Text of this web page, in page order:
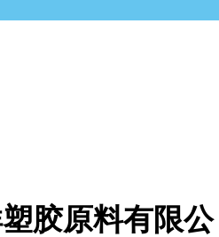
胶原料有限公